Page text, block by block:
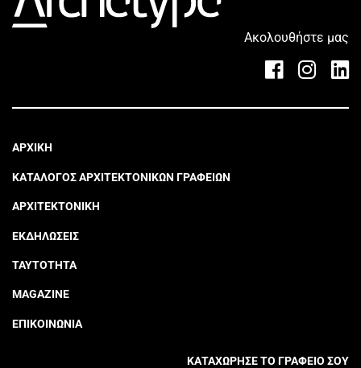
Ακολουθήστε μας
ΑΡΧΙΚΗ
ΚΑΤΑΛΟΓΟΣ ΑΡΧΙΤΕΚΤΟΝΙΚΩΝ ΓΡΑΦΕΙΩΝ
ΑΡΧΙΤΕΚΤΟΝΙΚΗ
ΕΚΔΗΛΩΣΕΙΣ
ΤΑΥΤΟΤΗΤΑ
MAGAZINE
ΕΠΙΚΟΙΝΩΝΙΑ
ΚΑΤΑΧΩΡΗΣΕ ΤΟ ΓΡΑΦΕΙΟ ΣΟΥ